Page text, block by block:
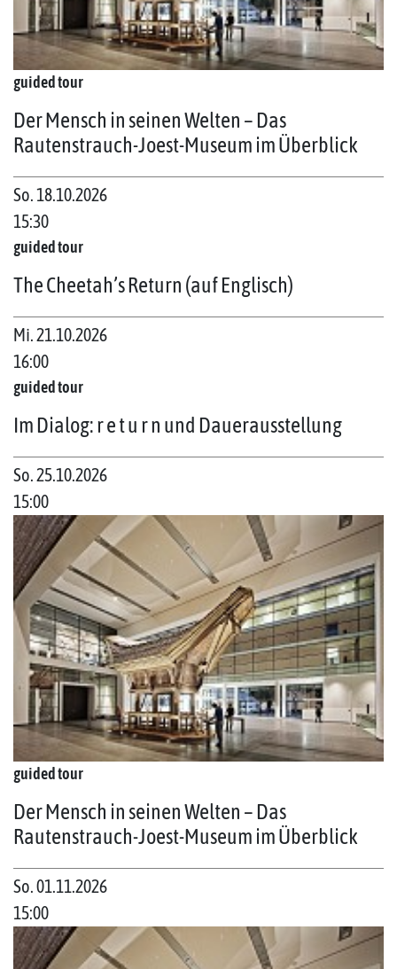
guided tour
Der Mensch in seinen Welten – Das
Rautenstrauch-Joest-Museum im Überblick
So. 18.10.2026
15:30
guided tour
The Cheetah’s Return (auf Englisch)
Mi. 21.10.2026
16:00
guided tour
Im Dialog: r e t u r n und Dauerausstellung
So. 25.10.2026
15:00
guided tour
Der Mensch in seinen Welten – Das
Rautenstrauch-Joest-Museum im Überblick
So. 01.11.2026
15:00